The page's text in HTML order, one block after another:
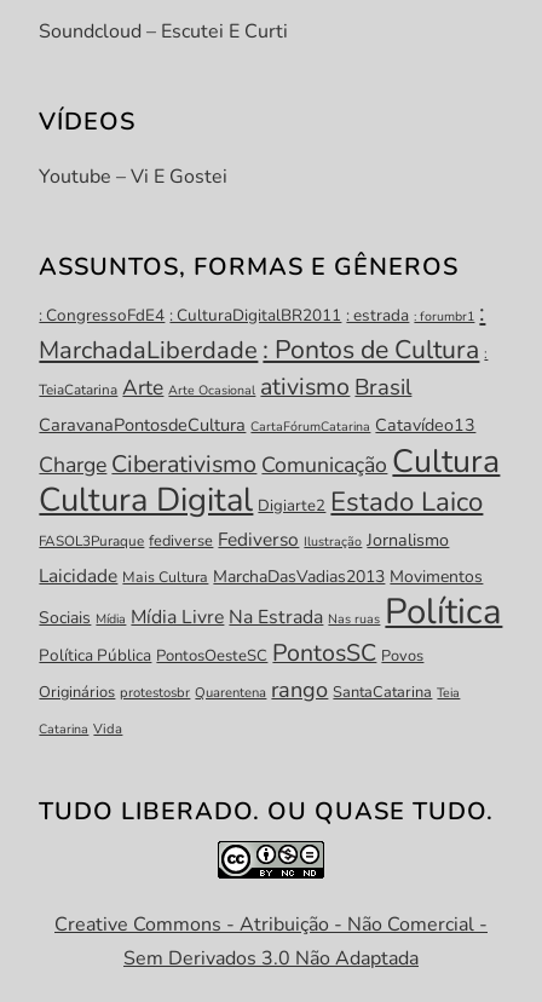
Soundcloud – Escutei E Curti
VÍDEOS
Youtube – Vi E Gostei
ASSUNTOS, FORMAS E GÊNEROS
: CongressoFdE4 : CulturaDigitalBR2011 : estrada : forumbr1 :
MarchadaLiberdade : Pontos de Cultura :
TeiaCatarina Arte Arte Ocasional ativismoBrasil
CaravanaPontosdeCultura CartaFórumCatarina Catavídeo13
ChargeCiberativismoComunicação Cultura
Cultura Digital Digiarte2 Estado Laico
FASOL3Puraque fediverse Fediverso Ilustração Jornalismo
Laicidade Mais Cultura MarchaDasVadias2013 Movimentos
Sociais Mídia Mídia LivreNa Estrada Nas ruas Política
Política Pública PontosOesteSC PontosSC Povos
Originários protestosbr Quarentena rango SantaCatarina Teia
Catarina Vida
TUDO LIBERADO. OU QUASE TUDO.
Creative Commons - Atribuição - Não Comercial -
Sem Derivados 3.0 Não Adaptada